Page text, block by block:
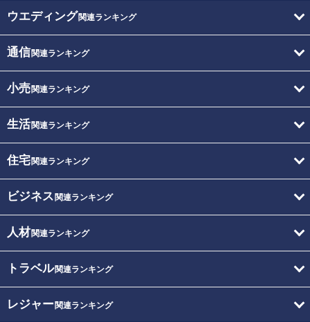
ウエディング関連ランキング
通信関連ランキング
小売関連ランキング
生活関連ランキング
住宅関連ランキング
ビジネス 関連ランキング
人材関連ランキング
トラベル関連ランキング
レジャー関連ランキング